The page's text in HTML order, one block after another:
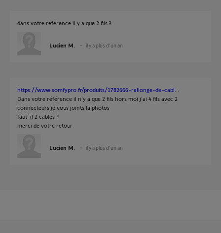
dans votre référence il y a que 2 fils ?
Lucien M. il y a plus d'un an
https://www.somfypro.fr/produits/1782666-rallonge-de-cabl
Dans votre référence il n'y a que 2 fils hors moi j'ai 4 fils avec 2
connecteurs je vous joints la photos
faut-il 2 cables ?
merci de votre retour
Lucien M. il y a plus d'un an